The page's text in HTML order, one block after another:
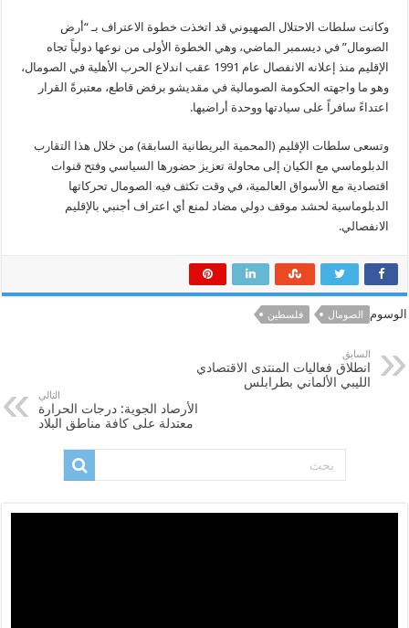
​وكانت سلطات الاحتلال الصهيوني قد اتخذت خطوة الاعتراف بـ “أرض
الصومال” في ديسمبر الماضي، وهي الخطوة الأولى من نوعها دولياً تجاه
الإقليم منذ إعلانه الانفصال عام 1991 عقب اندلاع الحرب الأهلية في الصومال،
وهو ما واجهته الحكومة الصومالية في مقديشو برفض قاطع، معتبرةً القرار
اعتداءً سافراً على سيادتها ووحدة أراضيها.
​وتسعى سلطات الإقليم (المحمية البريطانية السابقة) من خلال هذا التقارب
الدبلوماسي مع الكيان إلى محاولة تعزيز حضورها السياسي وفتح قنوات
اقتصادية مع الأسواق العالمية، في وقت تكثف فيه الصومال تحركاتها
الدبلوماسية لحشد موقف دولي مضاد لمنع أي اعتراف أجنبي بالإقليم
الانفصالي.
الوسوم الصومال فلسطين
السابق
انطلاق فعاليات المنتدى الاقتصادي
الليبي الألماني بطرابلس
التالي
الأرصاد الجوية: درجات الحرارة
معتدلة على كافة مناطق البلاد